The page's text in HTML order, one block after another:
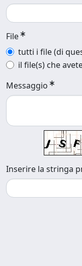
File
tutti i file (di
il file(s) che
Messaggio
Inserire la stringa